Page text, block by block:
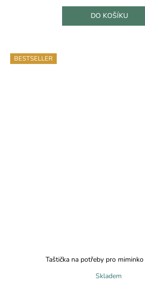
DO KOŠÍKU
BESTSELLER
Taštička na potřeby pro
Skladem